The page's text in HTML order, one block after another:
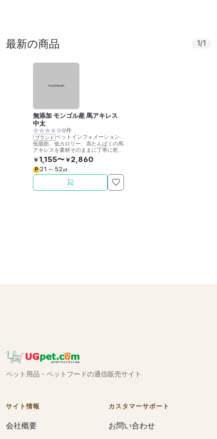
最新の商品 1 /1
無添加 モンゴル産 馬アキレス
中太
0件
ブランド
ペットインフォメーションラック
低脂肪、低カロリー、高たんぱくの馬
アキレスを素材そのままに丁寧に乾燥
させました。噛むことで歯の健康をサ
ポート。
￥ 1,155〜 ￥ 2,860
P 21 〜 52 pt
ペット用品・ペットフードの通信販売サイト
サイト情報
会社概要
カスタマーサポート
お問い合わせ